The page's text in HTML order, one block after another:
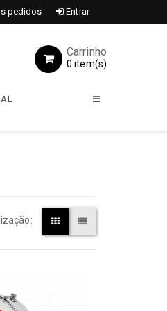
pedidos Entrar
Carrinho
0 item(s)